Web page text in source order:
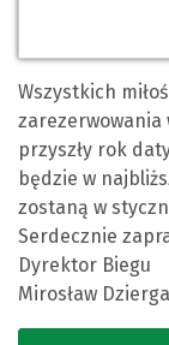
Wszystkich
zarezerwowania
przyszły rok
będzie w
zostaną w
Serdecznie
Dyrektor Biegu
Mirosław